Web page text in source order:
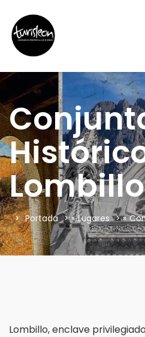
Lombillo
Portada » Lugares »
Lombillo, enclave